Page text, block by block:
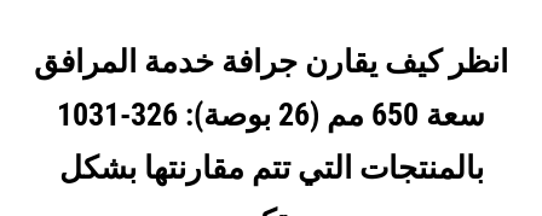
انظر كيف يقارن جرافة خدمة المرافق
سعة 650 مم (26 بوصة): 326-1031
بالمنتجات التي تتم مقارنتها بشكل